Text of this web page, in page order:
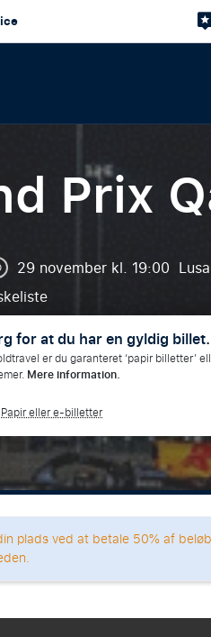
Prix
29 november kl. 19:00
for at du har en gyldig billet.
er du garanteret ‘papir billetter’
Mere information.
Papir eller e-billetter
plads ved at betale 50% af